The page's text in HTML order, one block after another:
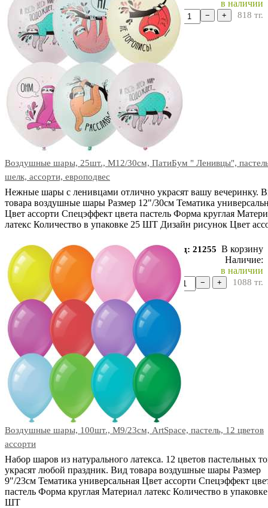
в наличии
818 тг.
− +
Воздушные шары, 25шт., М12/30см, ПатиБум " Ленивцы",
шелк, ассорти, европодвес
Нежные шары с ленивцами отлично украсят вашу вечеринку.
товара воздушные шары Размер 12"/30см Тематика
Цвет ассорти Спецэффект цвета пастель Форма круглая
латекс Количество в упаковке 25 ШТ Дизайн рисунок Цвет
Код: 21255 В корзину
Наличие:
в наличии
1088 тг.
− +
Воздушные шары, 100шт., М9/23см, ArtSpace, пастель, 12 цветов
ассорти
Набор шаров из натурального латекса. 12 цветов пастельных
украсят любой праздник. Вид товара воздушные шары Размер
9"/23см Тематика универсальная Цвет ассорти Спецэффект
пастель Форма круглая Материал латекс Количество в
ШТ